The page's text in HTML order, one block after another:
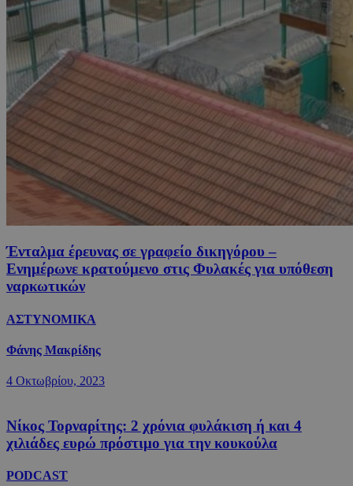
Ένταλμα έρευνας σε γραφείο δικηγόρου –
Ενημέρωνε κρατούμενο στις Φυλακές για υπόθεση
ναρκωτικών
ΑΣΤΥΝΟΜΙΚΑ
Φάνης Μακρίδης
4 Οκτωβρίου, 2023
Νίκος Τορναρίτης: 2 χρόνια φυλάκιση ή και 4
χιλιάδες ευρώ πρόστιμο για την κουκούλα
PODCAST